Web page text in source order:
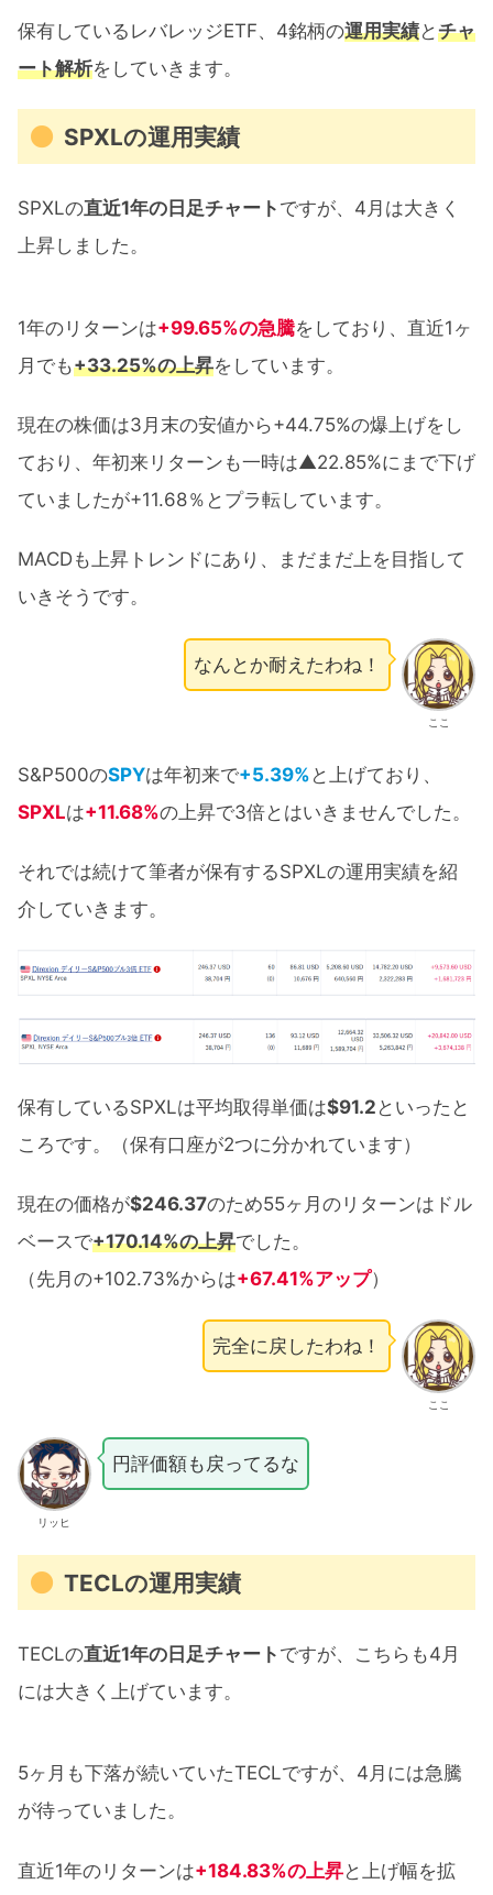
保有しているレバレッジETF、4銘柄の運用実績とチャ
ート解析をしていきます。
SPXLの運用実績
SPXLの直近1年の日足チャート ですが、4月は大きく
上昇しました。
1年のリターンは+99.65%の急騰をしており、直近1ヶ
月でも+33.25%の上昇をしています。
現在の株価は3月末の安値から+44.75%の爆上げをし
ており、年初来リターンも一時は▲22.85%にまで下げ
ていましたが+11.68％とプラ転しています。
MACDも上昇トレンドにあり、まだまだ上を目指して
いきそうです。
ここ
なんとか耐えたわね！
S&P500のSPYは年初来で+5.39% と上げており、
SPXLは+11.68%の上昇で3倍とはいきませんでした。
それでは続けて筆者が保有するSPXLの運用実績を紹
介していきます。
保有しているSPXLは平均取得単価は$91.2 といったと
ころです。（保有口座が2つに分かれています）
現在の価格が$246.37のため55ヶ月のリターンはドル
ベースで+170.14%の上昇でした。
（先月の+102.73%からは+67.41%アップ）
ここ
完全に戻したわね！
リッヒ
円評価額も戻ってるな
TECLの運用実績
TECLの直近1年の日足チャート ですが、こちらも4月
には大きく上げています。
5ヶ月も下落が続いていたTECLですが、4月には急騰
が待っていました。
直近1年のリターンは+184.83%の上昇と上げ幅を拡